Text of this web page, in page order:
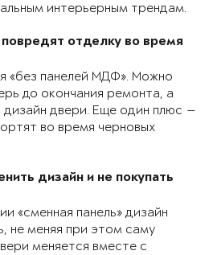
интерьерным трендам.
отделку во время
«без панелей МДФ». Можно
до окончания ремонта, а
дизайн двери. Еще один плюс —
во время черновых
дизайн и не покупать
«сменная панель» дизайн
не меняя при этом саму
меняется вместе с